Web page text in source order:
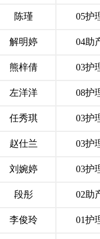
陈瑾 05护
解明婷 04助
熊梓倩 03护
左洋洋 08护
任秀琪 03护
赵仕兰 03护
刘婉婷 03护
段彤 02助
李俊玲 01护